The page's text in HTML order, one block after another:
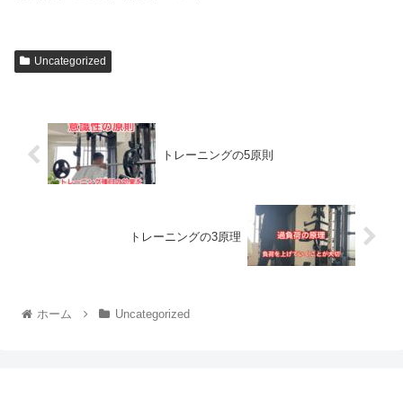
Uncategorized
トレーニングの5原則
トレーニングの3原理
ホーム Uncategorized